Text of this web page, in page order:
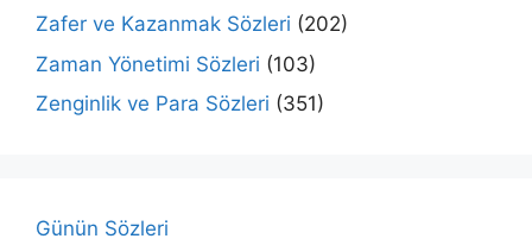
Zafer ve Kazanmak Sözleri (202)
Zaman Yönetimi Sözleri (103)
Zenginlik ve Para Sözleri (351)
Günün Sözleri